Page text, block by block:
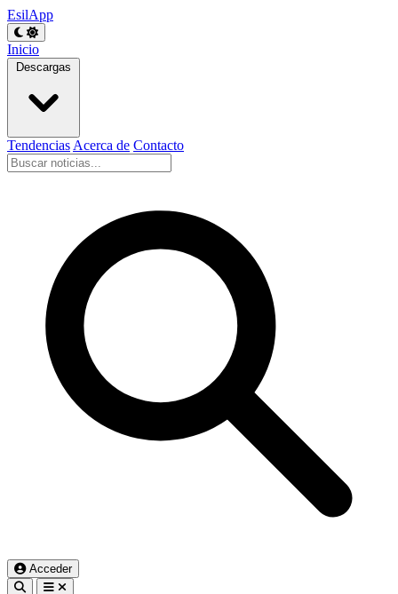
EsilApp
Inicio
Descargas
Tendencias Acerca de Contacto
Acceder